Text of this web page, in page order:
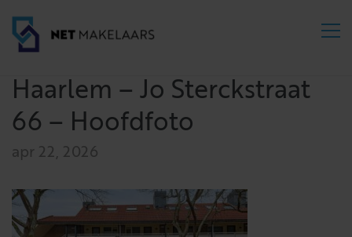
Haarlem – Jo Sterckstraat
66 – Hoofdfoto
apr 22, 2026